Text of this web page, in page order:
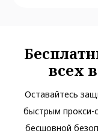
всех
Оставайтесь
быстрым прокси-
бесшовной